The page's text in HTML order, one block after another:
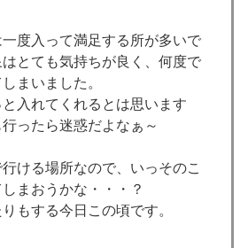
度入って満足する所が多いで
とても気持ちが良く、何度で
まいました。
入れてくれるとは思います
ったら迷惑だよなぁ～
ける場所なので、いっそのこ
まおうかな・・・？
もする今日この頃です。